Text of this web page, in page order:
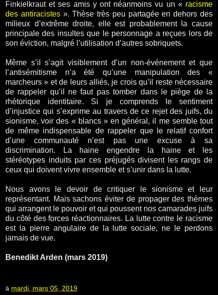
Finkielkraut et ses amis y ont néanmoins vu un « racisme
des antiracistes». Thèse très peu partagée en dehors des
milieux d’extrême droite, elle est probablement la cause
principale des insultes que le personnage a reçues lors de
son éviction, malgré l’utilisation d’autres sobriquets.
Même s’il s’agit visiblement d’un non-événement et que
l’antisémitisme n’a été qu’une manipulation des «
marcheurs » et de leurs alliés, je crois qu’il reste nécessaire
de rappeler qu’il ne faut pas tomber dans le piège de la
rhétorique identitaire. Si je comprends le sentiment
d’injustice qui s’exprime au travers de ce rejet des juifs, du
sionisme, voir des « blancs » en général, il me semble tout
de même indispensable de rappeler que le relatif confort
d’une communauté n’est pas une excuse à sa
discrimination. La haine engendre la haine et les
stéréotypes induits par ces préjugés divisent les rangs de
ceux qui doivent vivre ensemble et s’unir dans la lutte.
Nous avons le devoir de critiquer le sionisme et leur
représentant. Mais sachons éviter de propager des thèmes
qui arrangent le pouvoir et qui poussent nos camarades juifs
du côté des forces réactionnaires. La lutte contre le racisme
est la pierre angulaire de la lutte sociale, ne le perdons
jamais de vue.
Benedikt Arden (mars 2019)
à mardi, mars 05, 2019